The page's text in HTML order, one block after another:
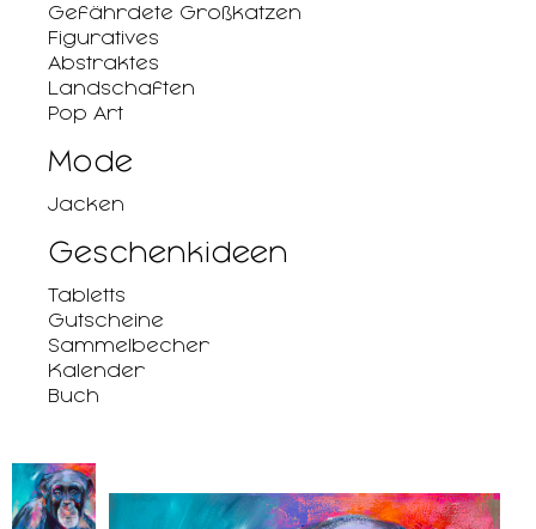
Gefährdete Großkatzen
Figuratives
Abstraktes
Landschaften
Pop Art
Mode
Jacken
Geschenkideen
Tabletts
Gutscheine
Sammelbecher
Kalender
Buch